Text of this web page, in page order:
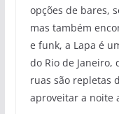
opções de bares,
mas também
e funk, a Lapa é
do Rio de Janeiro,
ruas são repletas
aproveitar a noite